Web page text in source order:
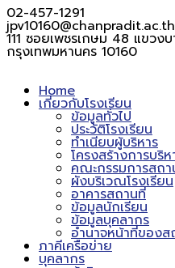
02-457-1291
jpv10160@chanpradit.ac.th
111 ซอยเพชรเกษม 48 แขวง
กรุงเทพมหานคร 10160
Home
เกี่ยวกับโรงเรียน
ข้อมูลทั่วไป
ประวัติโรงเรียน
ทำเนียบผู้บริหาร
โครงสร้างการบริห
คณะกรรมการสถ
ผังบริเวณโรงเรียน
อาคารสถานที่
ข้อมูลนักเรียน
ข้อมูลบุคลากร
อำนาจหน้าที่ของ
ภาคีเครือข่าย
บุคลากร